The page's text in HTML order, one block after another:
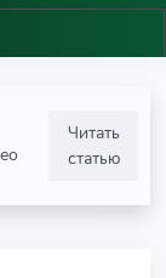
Читать
статью